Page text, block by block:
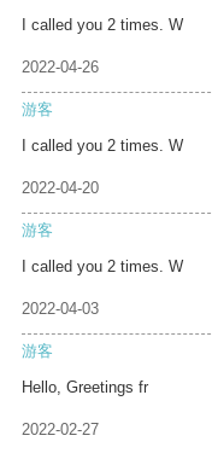
I called you 2 times. W
2022-04-26
游客
I called you 2 times. W
2022-04-20
游客
I called you 2 times. W
2022-04-03
游客
Hello, Greetings fr
2022-02-27